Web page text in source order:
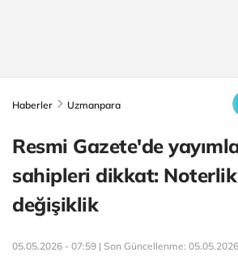
Haberler Uzmanpara
Resmi Gazete'de
sahipleri dikkat:
değişiklik
05.05.2026 - 07:59 | Son Güncellenme: